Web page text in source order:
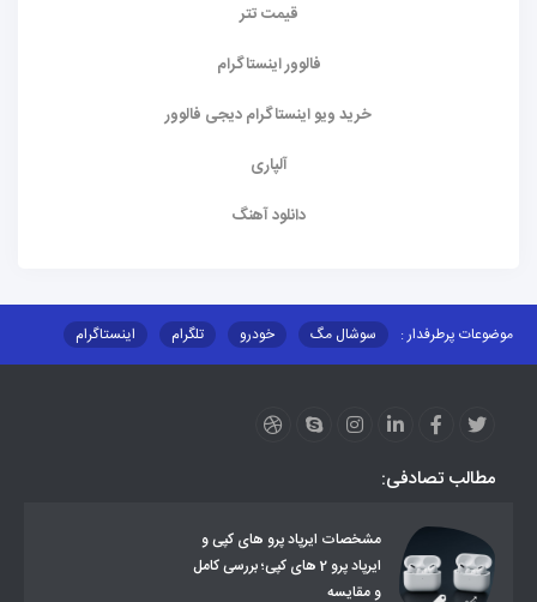
قیمت تتر
فالوور اینستاگرام
خرید ویو اینستاگرام دیجی فالوور
آلپاری
دانلود آهنگ
موضوعات پرطرفدار : سوشال مگ خودرو تلگرام
اینستاگرام
مطالب تصادفی:
مشخصات ایرپاد پرو های کپی و
ایرپاد پرو 2 های کپی؛ بررسی کامل
و مقایسه